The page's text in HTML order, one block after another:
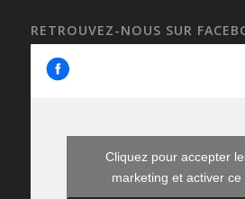
RETROUVEZ-NOUS SUR
Cliquez pour accepter
marketing et activer ce